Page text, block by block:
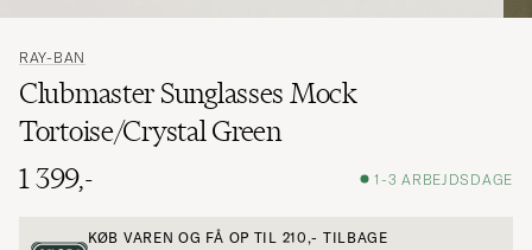
RAY-BAN
Clubmaster Sunglasses Mock
Tortoise/Crystal Green
1 399,-
1-3 ARBEJDSDAGE
KØB VAREN OG FÅ OP TIL 210,- TILBAGE